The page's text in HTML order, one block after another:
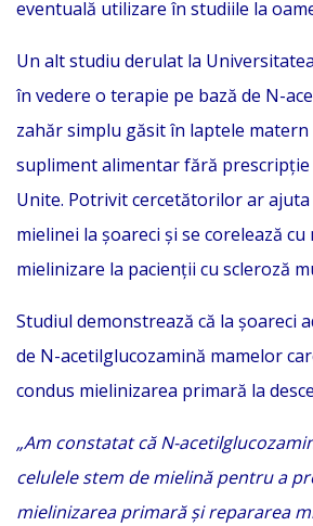
eventuală utilizare în studiile la
Un alt studiu derulat la
în vedere o terapie pe bază de N-
zahăr simplu găsit în laptele matern
supliment alimentar fără prescripție
Unite. Potrivit cercetătorilor ar
mielinei la șoareci și se corelează
mielinizare la pacienții cu scleroză
Studiul demonstrează că la șoareci
de N-acetilglucozamină mamelor
condus mielinizarea primară la
„Am constatat că N-
celulele stem de mielină pentru a
mielinizarea primară și repararea